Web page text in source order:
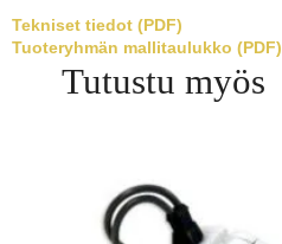
Tekniset tiedot (PDF)
Tuoteryhmän mallitaulukko (PDF)
Tutustu myös